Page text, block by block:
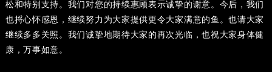
松和特别支持。我们对您的持续惠顾表示诚挚的谢意。今后，我们
也捋心怀感恩，继续努力为大家提供更令大家满意的鱼。也请大家
继续多多关照。我们诚挚地期待大家的再次光临，也祝大家身体健
康，万事如意。